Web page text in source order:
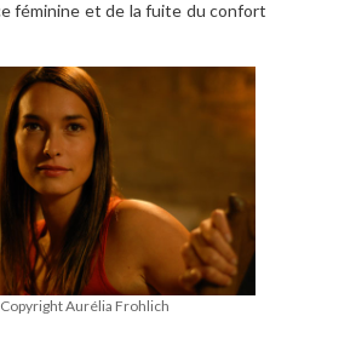
féminine et de la fuite du confort
Copyright Aurélia Frohlich